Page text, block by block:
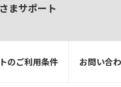
まサポート
のご利用条件 お問い合